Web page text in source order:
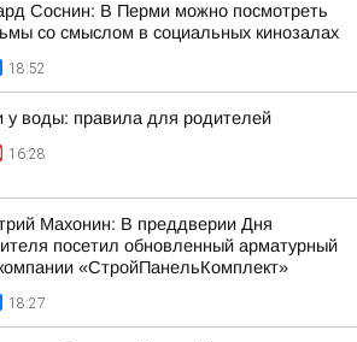
Соснин: В Перми можно посмотреть
со смыслом в социальных кинозалах
18:52
у воды: правила для родителей
16:28
Махонин: В преддверии Дня
посетил обновленный арматурный
«СтройПанельКомплект»
18:27